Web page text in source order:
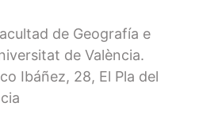
de Geografía e
de València.
Ibáñez, 28, El Pla del